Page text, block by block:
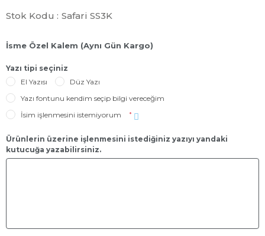
Stok Kodu : Safari SS3K
İsme Özel Kalem (Aynı Gün Kargo)
Yazı tipi seçiniz
El Yazısı
Düz Yazı
Yazı fontunu kendim seçip bilgi vereceğim
İsim işlenmesini istemiyorum
*
Ürünlerin üzerine işlenmesini istediğiniz yazıyı yandaki
kutucuğa yazabilirsiniz.